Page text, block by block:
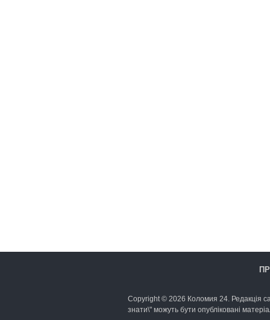
Copyright © 2026 Коломия 24. Редакція
знати\" можуть бути опубліковані